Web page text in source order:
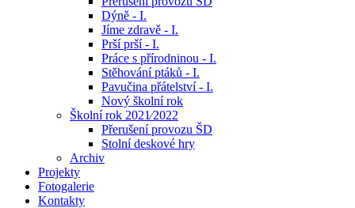
Dýně - I.
Jíme zdravě - I.
Prší prší - I.
Práce s přírodninou - I.
Stěhování ptáků - I.
Pavučina přátelství - I.
Nový školní rok
Školní rok 2021⁄2022
Přerušení provozu ŠD
Stolní deskové hry
Archiv
Projekty
Fotogalerie
Kontakty